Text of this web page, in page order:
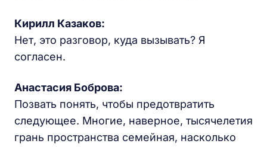
Кирилл Казаков:
Нет, это разговор, куда вызывать? Я
согласен.
Анастасия Боброва:
Позвать понять, чтобы предотвратить
следующее. Многие, наверное, тысячелетия
грань пространства семейная, насколько